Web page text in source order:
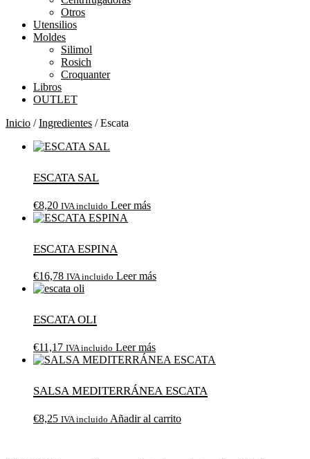
Otros
Utensilios
Moldes
Silimol
Rosich
Croquanter
Libros
OUTLET
Inicio /Ingredientes / Escata
ESCATA Sal
€8,20 IVA incluido Leer más
ESCATA Espina
€16,78 IVA incluido Leer más
ESCATA oli
€11,17 IVA incluido Leer más
Salsa mediterránea Escata
€8,25 IVA incluido Añadir al carrito